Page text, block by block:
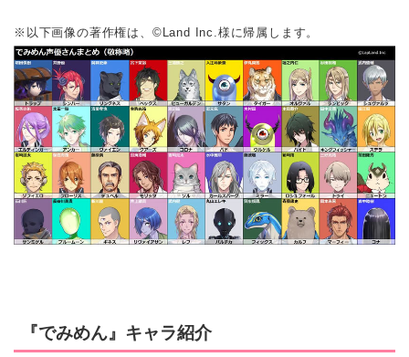
※以下画像の著作権は、©Land Inc.様に帰属します。
『でみめん』キャラ紹介